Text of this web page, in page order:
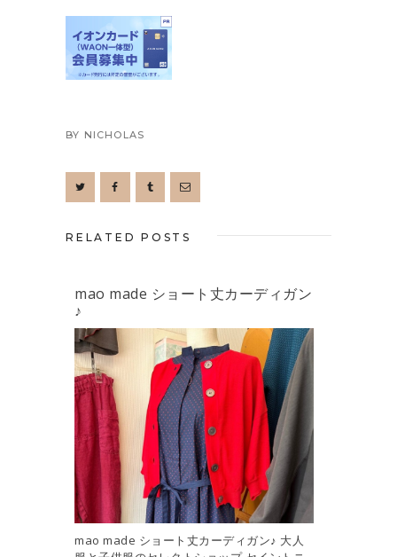
BY NICHOLAS
RELATED POSTS
mao made ショート丈カーディガン
♪
mao made ショート丈カーディガン♪ 大人